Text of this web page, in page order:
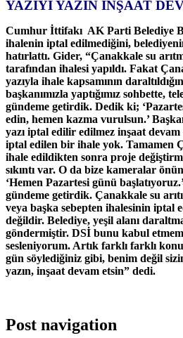
YAZIYI YAZIN İNŞAAT
Cumhur İttifakı AK Parti Belediye
ihalenin iptal edilmediğini,
hatırlattı. Gider, “Çanakkale su
tarafından ihalesi yapıldı. Fakat
yazıyla ihale kapsamının
başkanımızla yaptığımız sohbette,
gündeme getirdik. Dedik ki;
edin, hemen kazma vurulsun.’
yazı iptal edilir edilmez inşaat devam
iptal edilen bir ihale yok. Tamamen
ihale edildikten sonra proje
sıkıntı var. O da bize kameralar
‘Hemen Pazartesi günü
gündeme getirdik. Çanakkale su
veya başka sebepten ihalesinin iptal
değildir. Belediye, yeşil alanı
göndermiştir. DSİ bunu kabul
sesleniyorum. Artık farklı farklı
gün söylediğiniz gibi, benim değil
yazın, inşaat devam etsin” dedi.
Post navigation